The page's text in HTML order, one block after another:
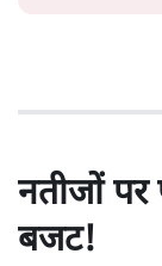
नतीजों पर
बजट!